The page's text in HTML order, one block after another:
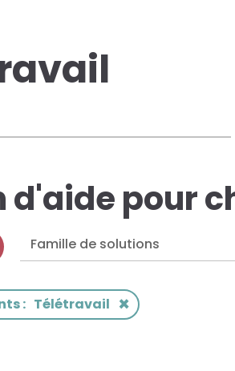
d'aide pour
: Télétravail ×